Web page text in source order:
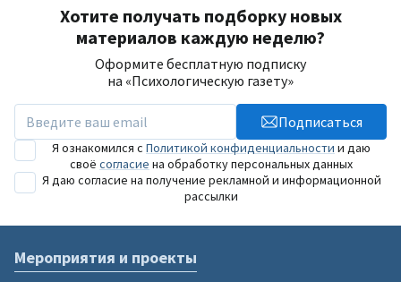
Хотите получать подборку новых
материалов каждую неделю?
Оформите бесплатную подписку
на «Психологическую газету»
Подписаться
Я ознакомился с Политикой конфиденциальности и даю
своё согласие на обработку персональных данных
Я даю согласие на получение рекламной и информационной
рассылки
Мероприятия и проекты